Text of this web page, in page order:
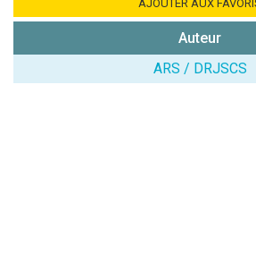
7x4 (en
AJOUTER AUX
Auteur
ARS / DRJSCS